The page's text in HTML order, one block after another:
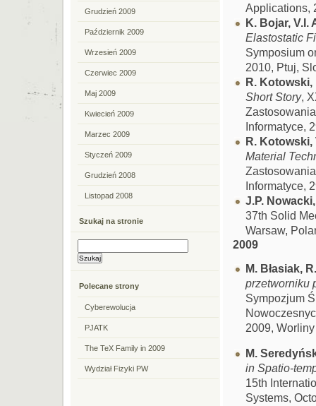
Applications,
K. Bojar, V.I.
Elastostatic
Symposium
2010, Ptuj,
R. Kotowski,
Short Story,
Informatyce,
R. Kotowski,
Material
Informatyce,
J.P.
37th Solid
Warsaw,
2009
M. Błasiak,
przetworniku
Sympozjum
2009, Worliny
M.
in Spatio-
15th
Systems,
Grudzień 2009
Październik 2009
Wrzesień 2009
Czerwiec 2009
Maj 2009
Kwiecień 2009
Marzec 2009
Styczeń 2009
Grudzień 2008
Listopad 2008
Szukaj na stronie
Polecane strony
Cyberewolucja
PJATK
The TeX Family in 2009
Wydział Fizyki PW